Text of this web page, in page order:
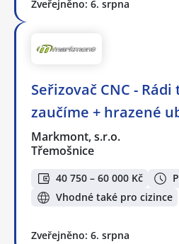
Zveřejněno: 6. srpna
Seřizovač CNC - Rádi
zaučíme + hrazené
Markmont, s.r.o.
Třemošnice
40 750 – 60 000 Kč
Vhodné také pro cizince
Zveřejněno: 6. srpna